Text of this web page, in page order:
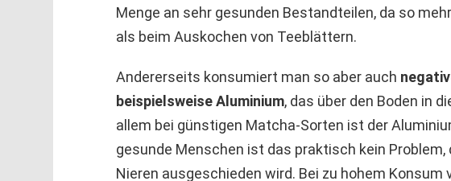
Menge an sehr gesunden Bestandteilen, da so
als beim Auskochen von Teeblättern.
Andererseits konsumiert man so aber auch
beispielsweise Aluminium, das über den Boden in
allem bei günstigen Matcha-Sorten ist der
gesunde Menschen ist das praktisch kein Problem,
Nieren ausgeschieden wird. Bei zu hohem Konsum